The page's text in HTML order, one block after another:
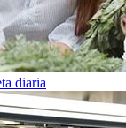
diaria